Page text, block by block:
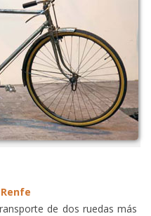
de dos ruedas más